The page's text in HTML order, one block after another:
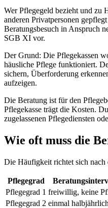
Wer Pflegegeld bezieht und zu
anderen Privatpersonen
Beratungsbesuch in Anspruch
SGB XI vor.
Der Grund: Die Pflegekassen
häusliche Pflege funktioniert.
sichern, Überforderung
aufzeigen.
Die Beratung ist für den
Pflegekasse trägt die Kosten.
zugelassenen Pflegediensten
Wie oft muss die
Die Häufigkeit richtet sich nach
Pflegegrad
Pflegegrad 1 freiwillig, keine
Pflegegrad 2 einmal halbjährlich